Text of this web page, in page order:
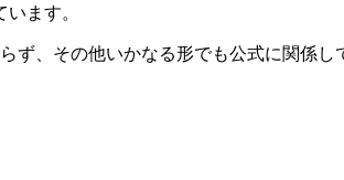
ます。
ず、その他いかなる形でも公式に関係